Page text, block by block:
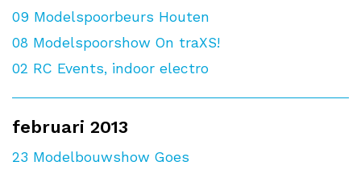
09 Modelspoorbeurs Houten
08 Modelspoorshow On traXS!
02 RC Events, indoor electro
februari 2013
23 Modelbouwshow Goes